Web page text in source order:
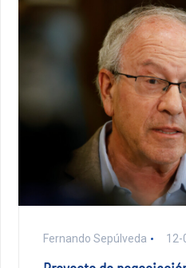
Fernando Sepúlveda 12-